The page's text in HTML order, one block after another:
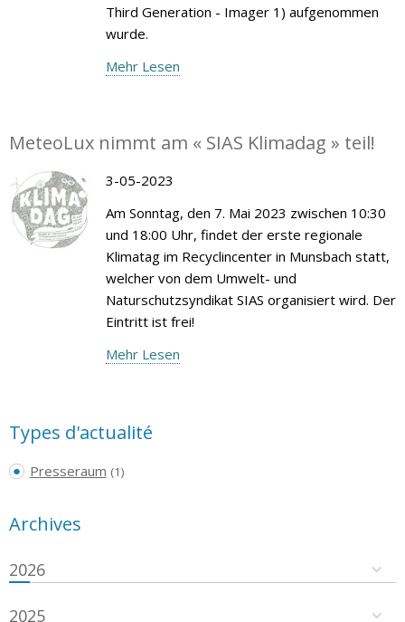
Third Generation - Imager 1) aufgenommen
wurde.
Mehr Lesen
MeteoLux nimmt am « SIAS Klimadag » teil!
3-05-2023
Am Sonntag, den 7. Mai 2023 zwischen 10:30
und 18:00 Uhr, findet der erste regionale
Klimatag im Recyclincenter in Munsbach statt,
welcher von dem Umwelt- und
Naturschutzsyndikat SIAS organisiert wird. Der
Eintritt ist frei!
Mehr Lesen
Types d'actualité
Presseraum (1)
Archives
2026
2025